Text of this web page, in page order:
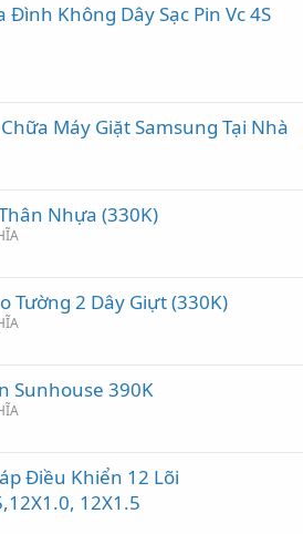
Đình Không Dây Sạc Pin Vc 4S
Máy Giặt Samsung Tại Nhà
Nhựa (330K)
Tường 2 Dây Giựt (330K)
Sunhouse 390K
Điều Khiển 12 Lõi
12X1.5